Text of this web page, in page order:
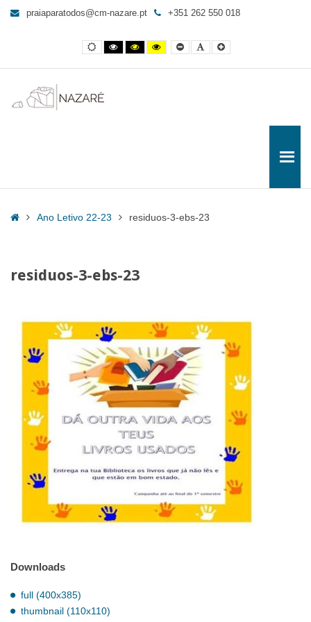
residuos-
-
para
praiaparatodos@cm-nazare.pt +351 262 550 018
Contraste
normal
Contraste
preto
branco
Contraste
preto
amarelo
Yellow
and
contrast
Smaller
Font
Letra
por
Letra
maior
HomeAno Letivo 22-23 residuos-3-ebs-23
residuos-3-ebs-23
Downloads
full (400x385)
thumbnail (110x110)